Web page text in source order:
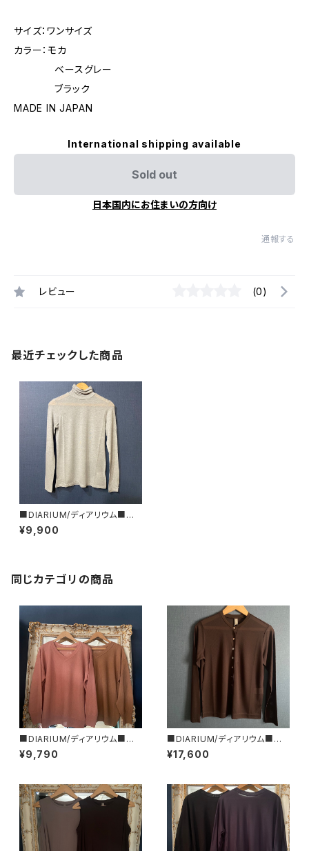
サイズ：ワンサイズ
カラー：モカ
ベースグレー
ブラック
MADE IN JAPAN
International shipping available
Sold out
日本国内にお住まいの方向け
通報する
レビュー (0)
最近チェックした商品
■DIARIUM/ディアリウム■カ
シミアシルク・シアージャージタ
ートル■2023年冬新作！
¥9,900
同じカテゴリの商品
■DIARIUM/ディアリウム■プ
ロミックス・２WAYトップス■初
秋新作！■MADE IN JAPAN
¥9,790
■DIARIUM/ディアリウム■シ
アー・ストライプ・カーディガン■
初秋新作！■MADE IN JAPAN
¥17,600